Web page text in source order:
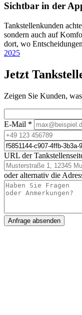
Sichtbar in der
Tankstellenkunden
sondern auch auf
dort, wo
2025
Jetzt
Zeigen Sie Kunden,
E-Mail *
URL der
oder alternativ die
Anfrage absenden